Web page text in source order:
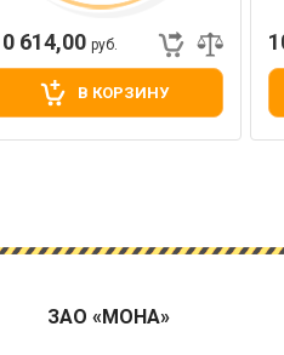
614,00 руб.
В КОРЗИНУ
ЗАО «МОНА»